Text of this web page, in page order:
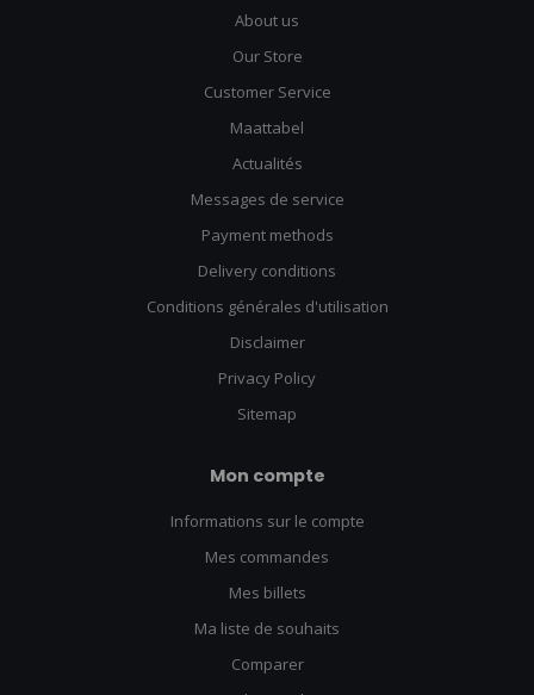
About us
Our Store
Customer Service
Maattabel
Actualités
Messages de service
Payment methods
Delivery conditions
Conditions générales d'utilisation
Disclaimer
Privacy Policy
Sitemap
Mon compte
Informations sur le compte
Mes commandes
Mes billets
Ma liste de souhaits
Comparer